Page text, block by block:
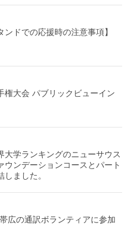
ンドでの応援時の注意事項】
権大会 パブリックビューイン
大学ランキングのニューサウス
ウンデーションコースとパート
ました。
広の通訳ボランティアに参加